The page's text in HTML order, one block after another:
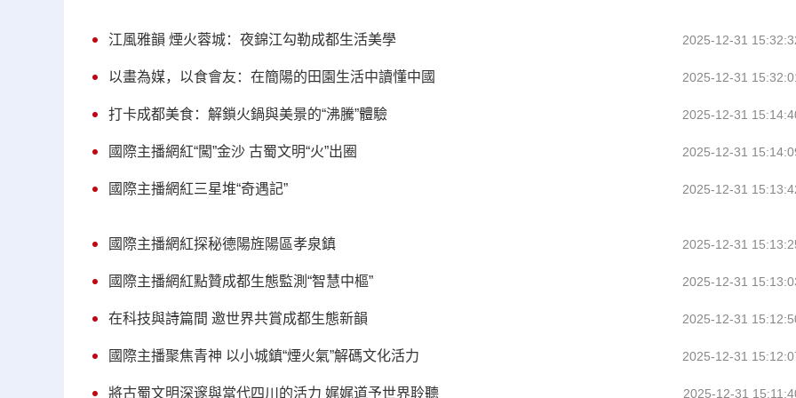
江風雅韻 煙火蓉城：夜錦江勾勒成都生活美學 2025-12-31
以畫為媒，以食會友：在簡陽的田園生活中讀懂中國 2025-12-31
打卡成都美食：解鎖火鍋與美景的“沸騰”體驗 2025-12-31
國際主播網紅“闖”金沙 古蜀文明“火”出圈 2025-12-31
國際主播網紅三星堆“奇遇記” 2025-12-31
國際主播網紅探秘德陽旌陽區孝泉鎮 2025-12-31
國際主播網紅點贊成都生態監測“智慧中樞” 2025-12-31
在科技與詩篇間 邀世界共賞成都生態新韻 2025-12-31
國際主播聚焦青神 以小城鎮“煙火氣”解碼文化活力 2025-12-31
將古蜀文明深邃與當代四川的活力 娓娓道予世界聆聽 2025-12-31